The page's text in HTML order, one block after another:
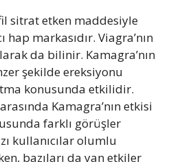
sitrat etken maddesiyle
hap markasıdır. Viagra’nın
da bilinir. Kamagra’nın
şekilde ereksiyonu
konusunda etkilidir.
Kamagra’nın etkisi
farklı görüşler
kullanıcılar olumlu
bazıları da yan etkiler